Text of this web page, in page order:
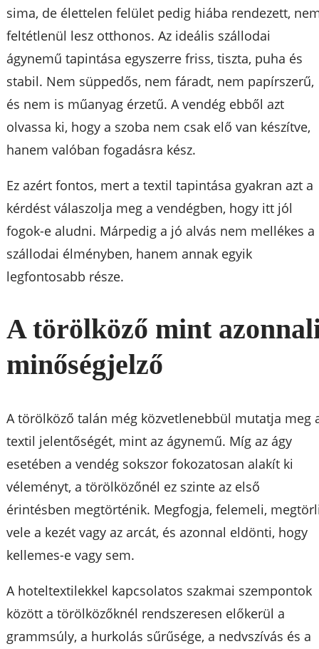
sima, de élettelen felület pedig hiába rendezett,
feltétlenül lesz otthonos. Az ideális szállodai
ágynemű tapintása egyszerre friss, tiszta, puha és
stabil. Nem süppedős, nem fáradt, nem papírszerű,
és nem is műanyag érzetű. A vendég ebből azt
olvassa ki, hogy a szoba nem csak elő van készítve,
hanem valóban fogadásra kész.
Ez azért fontos, mert a textil tapintása gyakran azt a
kérdést válaszolja meg a vendégben, hogy itt jól
fogok-e aludni. Márpedig a jó alvás nem mellékes a
szállodai élményben, hanem annak egyik
legfontosabb része.
A törölköző mint
minőségjelző
A törölköző talán még közvetlenebbül mutatja meg
textil jelentőségét, mint az ágynemű. Míg az ágy
esetében a vendég sokszor fokozatosan alakít ki
véleményt, a törölközőnél ez szinte az első
érintésben megtörténik. Megfogja, felemeli,
vele a kezét vagy az arcát, és azonnal eldönti, hogy
kellemes-e vagy sem.
A hoteltextilekkel kapcsolatos szakmai szempontok
között a törölközőknél rendszeresen előkerül a
grammsúly, a hurkolás sűrűsége, a nedvszívás és a